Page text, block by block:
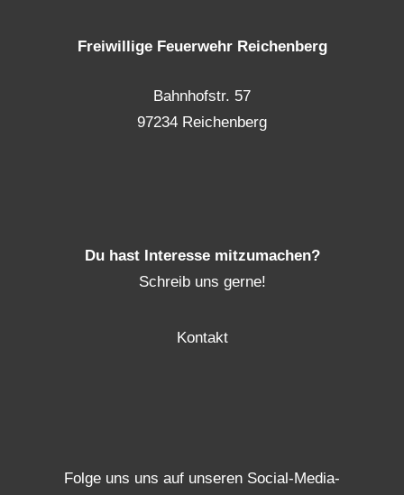
Freiwillige Feuerwehr Reichenberg
Bahnhofstr. 57
97234 Reichenberg
Du hast Interesse mitzumachen?
Schreib uns gerne!
Kontakt
Folge uns uns auf unseren Social-Media-